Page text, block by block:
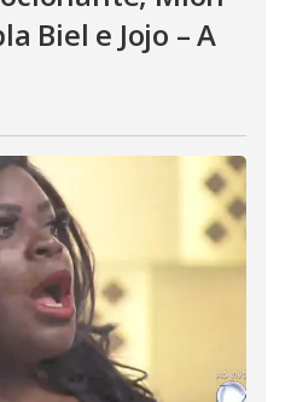
Biel e Jojo – A